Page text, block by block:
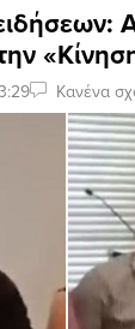
Κανένα